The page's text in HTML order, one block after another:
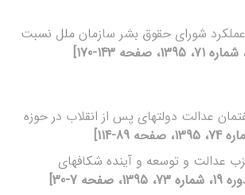
عملکرد شورای حقوق بشر سازمان ملل نسبت
عدالت دولت‏های پس از انقلاب در حوزه
عدالت و توسعه و آینده شکاف‏های
73، 1395، صفحه 7-30]